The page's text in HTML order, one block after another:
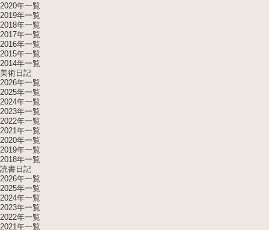
2020年一覧
2019年一覧
2018年一覧
2017年一覧
2016年一覧
2015年一覧
2014年一覧
美術日記
2026年一覧
2025年一覧
2024年一覧
2023年一覧
2022年一覧
2021年一覧
2020年一覧
2019年一覧
2018年一覧
読書日記
2026年一覧
2025年一覧
2024年一覧
2023年一覧
2022年一覧
2021年一覧